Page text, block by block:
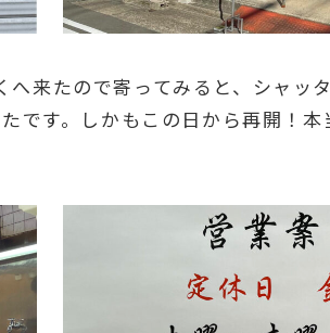
来たので寄ってみると、シャッ
です。しかもこの日から再開！本